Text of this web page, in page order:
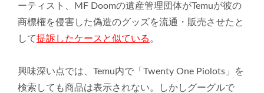
ーティスト、MF Doomの遺産管理団体がTemuが彼の
商標権を侵害した偽造のグッズを流通・販売させたと
して提訴したケースと似ている 。
興味深い点では、Temu内で「Twenty One Piolots」を
検索しても商品は表示されない。
しかしグーグルで